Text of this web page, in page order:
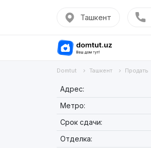
Ташкент
Domtut Ташкент Продать
Адрес:
Метро:
Срок сдачи:
Отделка: